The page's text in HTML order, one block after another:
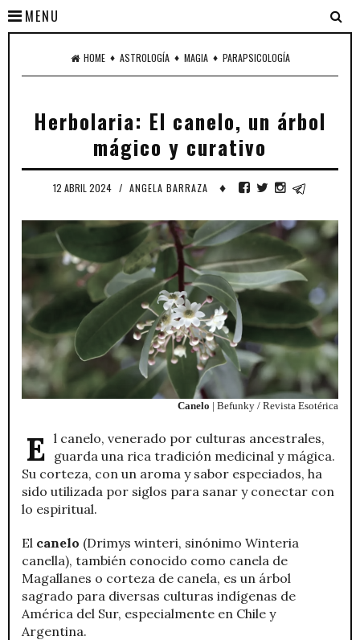
MENU
HOME ♦ ASTROLOGÍA ♦ MAGIA ♦ PARAPSICOLOGÍA
Herbolaria: El canelo, un árbol
mágico y curativo
12 ABRIL 2024 / ANGELA BARRAZA ♦
Canelo | Befunky / Revista Esotérica
El canelo, venerado por culturas ancestrales, guarda una rica tradición medicinal y mágica.
Su corteza, con un aroma y sabor especiados, ha
sido utilizada por siglos para sanar y conectar con
lo espiritual.
El canelo (Drimys winteri, sinónimo Winteria
canella), también conocido como canela de
Magallanes o corteza de canela, es un árbol
sagrado para diversas culturas indígenas de
América del Sur, especialmente en Chile y
Argentina.